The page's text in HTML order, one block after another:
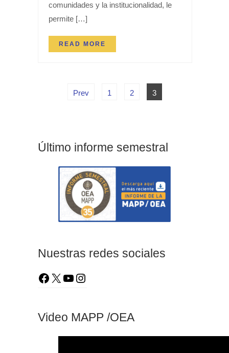
comunidades y la institucionalidad, le
permite […]
READ MORE
Prev 1 2 3
Último informe semestral
Nuestras redes sociales
Video MAPP /OEA